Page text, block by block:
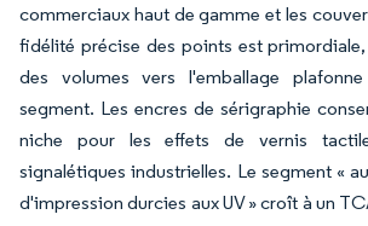
commerciaux haut de gamme et les
fidélité précise des points est
des volumes vers l'emballage
segment. Les encres de sérigraphie
niche pour les effets de vernis
signalétiques industrielles. Le segment «
d'impression durcies aux UV » croît à un